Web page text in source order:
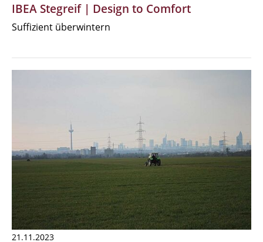
IBEA Stegreif | Design to Comfort
Suffizient überwintern
21.11.2023